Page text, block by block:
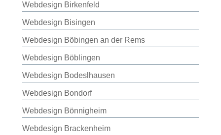
Webdesign Birkenfeld
Webdesign Bisingen
Webdesign Böbingen an der Rems
Webdesign Böblingen
Webdesign Bodeslhausen
Webdesign Bondorf
Webdesign Bönnigheim
Webdesign Brackenheim